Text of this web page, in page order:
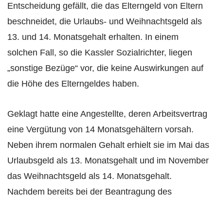
Entscheidung gefällt, die das Elterngeld von Eltern
beschneidet, die Urlaubs- und Weihnachtsgeld als
13. und 14. Monatsgehalt erhalten. In einem
solchen Fall, so die Kassler Sozialrichter, liegen
„sonstige Bezüge“ vor, die keine Auswirkungen auf
die Höhe des Elterngeldes haben.
Geklagt hatte eine Angestellte, deren Arbeitsvertrag
eine Vergütung von 14 Monatsgehältern vorsah.
Neben ihrem normalen Gehalt erhielt sie im Mai das
Urlaubsgeld als 13. Monatsgehalt und im November
das Weihnachtsgeld als 14. Monatsgehalt.
Nachdem bereits bei der Beantragung des